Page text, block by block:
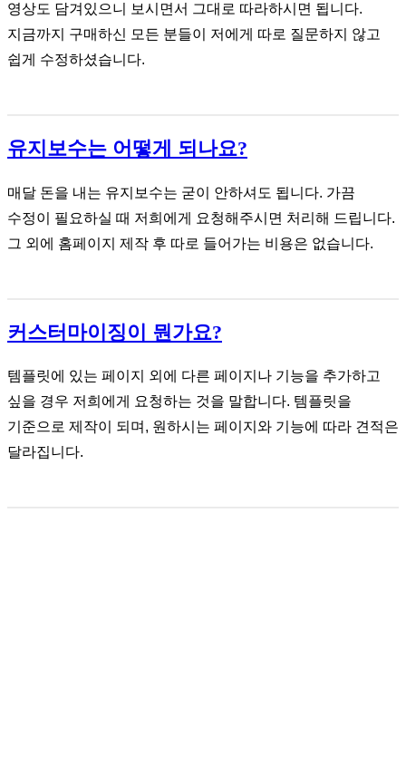
영상도 담겨있으니 보시면서 그대로 따라하시면 됩니다.
지금까지 구매하신 모든 분들이 저에게 따로 질문하지 않고
쉽게 수정하셨습니다.
유지보수는 어떻게 되나요?
매달 돈을 내는 유지보수는 굳이 안하셔도 됩니다. 가끔
수정이 필요하실 때 저희에게 요청해주시면 처리해 드립니다.
그 외에 홈페이지 제작 후 따로 들어가는 비용은 없습니다.
커스터마이징이 뭔가요?
템플릿에 있는 페이지 외에 다른 페이지나 기능을 추가하고
싶을 경우 저희에게 요청하는 것을 말합니다. 템플릿을
기준으로 제작이 되며, 원하시는 페이지와 기능에 따라 견적은
달라집니다.